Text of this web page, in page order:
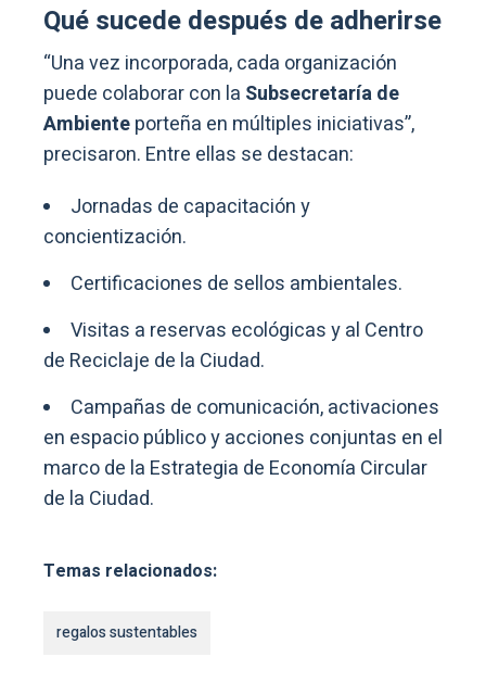
Qué sucede después de adherirse
“Una vez incorporada, cada organización
puede colaborar con la Subsecretaría de
Ambienteporteña en múltiples iniciativas”,
precisaron. Entre ellas se destacan:
Jornadas de capacitación y
concientización.
Certificaciones de sellos ambientales.
Visitas a reservas ecológicas y al Centro
de Reciclaje de la Ciudad.
Campañas de comunicación, activaciones
en espacio público y acciones conjuntas en el
marco de la Estrategia de Economía Circular
de la Ciudad.
Temas relacionados:
regalos sustentables